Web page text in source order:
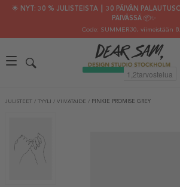
🌟 NYT: 30 % JULISTEISTA ┃ 30 PÄIVÄN
PÄIVÄSSÄ 📦✨
Code: SUMMER30, viimeistään
JULISTEET / TYYLI / VIIVATAIDE / PINKIE PROMISE GREY